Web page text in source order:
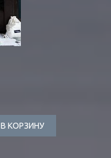
В КОРЗИНУ